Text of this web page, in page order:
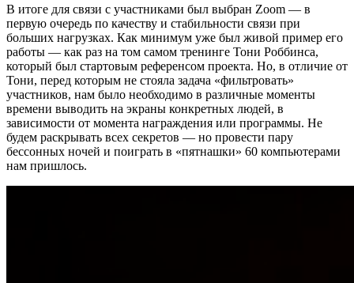
В итоге для связи с участниками был выбран Zoom — в
первую очередь по качеству и стабильности связи при
больших нагрузках. Как минимум уже был живой пример его
работы — как раз на том самом тренинге Тони Роббинса,
который был стартовым референсом проекта. Но, в отличие от
Тони, перед которым не стояла задача «фильтровать»
участников, нам было необходимо в различные моменты
времени выводить на экраны конкретных людей, в
зависимости от момента награждения или программы. Не
будем раскрывать всех секретов — но провести пару
бессонных ночей и поиграть в «пятнашки» 60 компьютерами
нам пришлось.